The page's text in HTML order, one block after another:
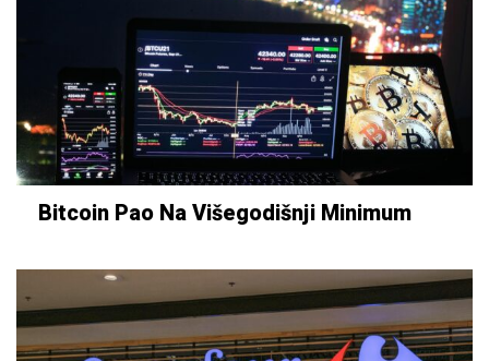
Bitcoin Pao Na Višegodišnji Minimum